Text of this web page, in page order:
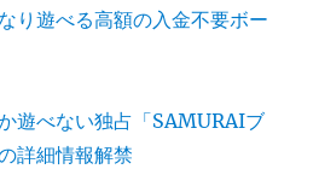
り遊べる高額の入金不要ボー
遊べない独占「SAMURAIブ
詳細情報解禁